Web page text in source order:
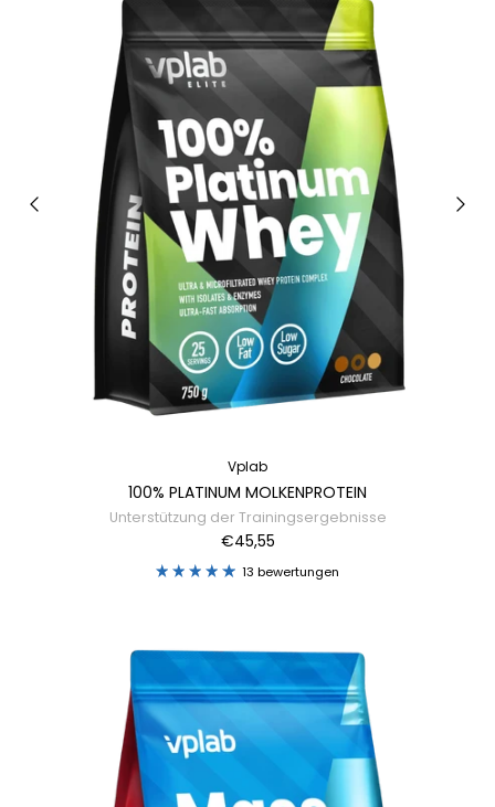
Vplab
100% PLATINUM MOLKENPROTEIN
Unterstützung der Trainingsergebnisse
€45,55
13 bewertungen